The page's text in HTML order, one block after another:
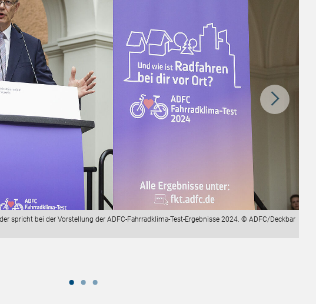
spricht bei der Vorstellung der ADFC-Fahrradklima-Test-Ergebnisse 2024. © ADFC/Deckbar